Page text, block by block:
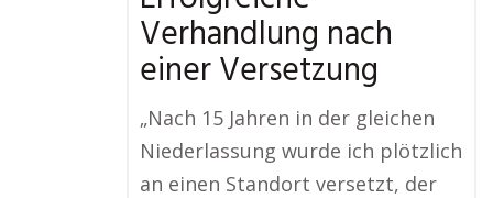
Verhandlung nach
einer Versetzung
„Nach 15 Jahren in der gleichen
Niederlassung wurde ich plötzlich
an einen Standort versetzt, der